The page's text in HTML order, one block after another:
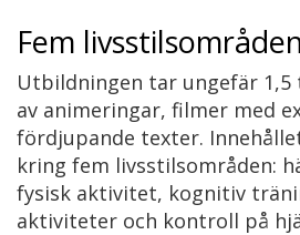
Fem livsstilsområden
Utbildningen tar ungefär
av animeringar, filmer med
fördjupande texter.
kring fem livsstilsområden:
fysisk aktivitet, kognitiv
aktiviteter och kontroll på